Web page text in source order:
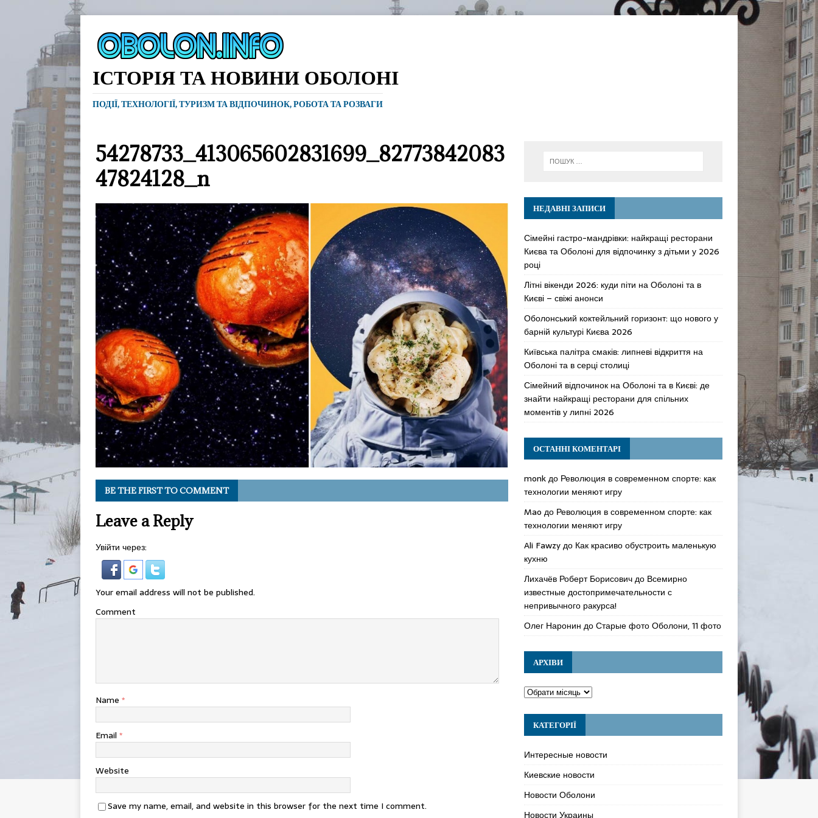
ІСТОРІЯ ТА НОВИНИ ОБОЛОНІ
ПОДІЇ, ТЕХНОЛОГІЇ, ТУРИЗМ ТА ВІДПОЧИНОК, РОБОТА ТА РОЗВАГИ
54278733_413065602831699_82773842083
47824128_n
BE THE FIRST TO COMMENT
Leave a Reply
Увійти через:
Your email address will not be published.
Comment
Name *
Email *
Website
Save my name, email, and website in this browser for the next time I comment.
НЕДАВНІ ЗАПИСИ
Сімейні гастро-мандрівки: найкращі ресторани
Києва та Оболоні для відпочинку з дітьми у 2026
році
Літні вікенди 2026: куди піти на Оболоні та в
Києві – свіжі анонси
Оболонський коктейльний горизонт: що нового у
барній культурі Києва 2026
Київська палітра смаків: липневі відкриття на
Оболоні та в серці столиці
Сімейний відпочинок на Оболоні та в Києві: де
знайти найкращі ресторани для спільних
моментів у липні 2026
ОСТАННІ КОМЕНТАРІ
monkдо Революция в современном спорте: как
технологии меняют игру
Mao до Революция в современном спорте: как
технологии меняют игру
Ali Fawzyдо Как красиво обустроить маленькую
кухню
Лихачёв Роберт Борисовичдо Всемирно
известные достопримечательности с
непривычного ракурса!
Олег Наронин доСтарые фото Оболони, 11 фото
АРХІВИ
КАТЕГОРІЇ
Интересные новости
Киевские новости
Новости Оболони
Новости Украины